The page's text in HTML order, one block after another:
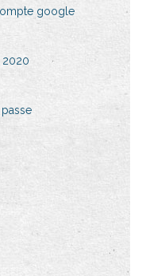
google